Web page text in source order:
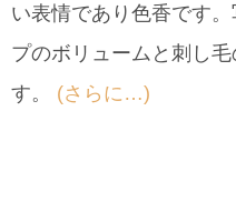
い表情であり色香です
プのボリュームと刺し
す。 (さらに…)